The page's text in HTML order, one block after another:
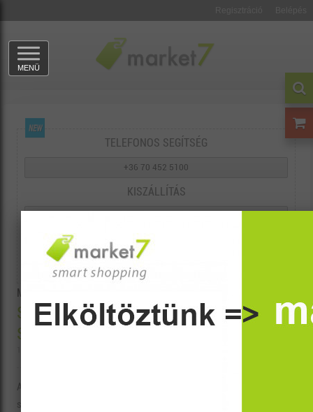
MENÜ
TELEFONOS SEGÍTSÉG
+36 70 452 5100
KISZÁLLÍTÁS
KÉRDÉSE VAN?
KÜLDJÖN ÜZENETET!
MARKET7
SENSECO FOLYÉKONY MARHAEPE
SZAPPAN 250 ml
Az egyik legtökéletesebb folttisztító az úgynevezett marhaepe
szappan, vagy marhaepe folyékony tisztítószer.